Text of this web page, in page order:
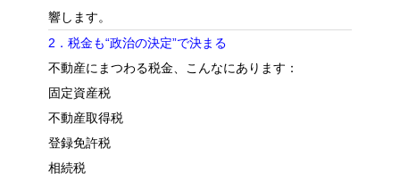
響します。
2．税金も“政治の決定”で決まる
不動産にまつわる税金、こんなにあります：
固定資産税
不動産取得税
登録免許税
相続税